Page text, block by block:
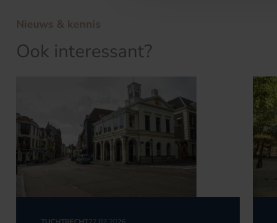
Nieuws & kennis
Ook interessant?